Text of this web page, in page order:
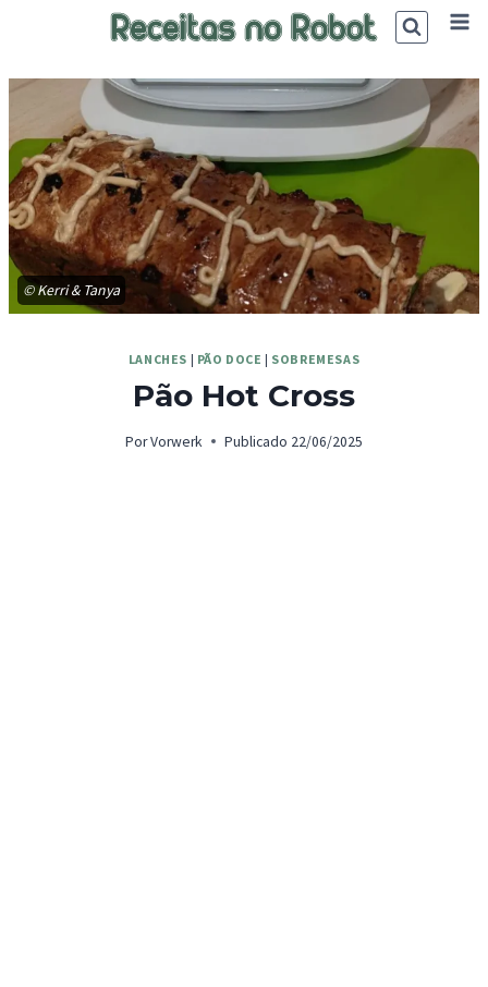
© Kerri & Tanya
LANCHES | PÃO DOCE | SOBREMESAS
Pão Hot Cross
PorVorwerk Publicado 22/06/2025